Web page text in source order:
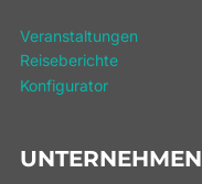
Veranstaltungen
Reiseberichte
Konfigurator
UNTERNEHMEN